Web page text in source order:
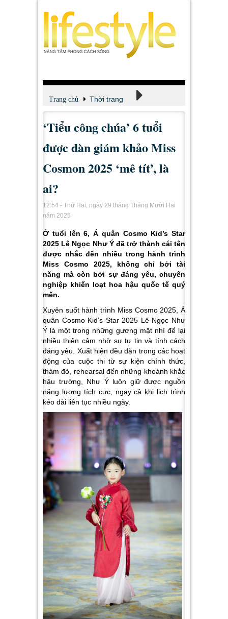
Trang chủ Thời trang
Tin tức - Tư vấn
‘Tiểu công chúa’ 6 tuổi
được dàn giám khảo Miss
Cosmon 2025 ‘mê tít’, là
ai?
12:54 - Thứ Hai, ngày 29 tháng Tháng Mười Hai
năm 2025
Ở tuổi lên 6, Á quân Cosmo Kid’s Star
2025 Lê Ngọc Như Ý đã trở thành cái tên
được nhắc đến nhiều trong hành trình
Miss Cosmo 2025, không chỉ bởi tài
năng mà còn bởi sự đáng yêu, chuyên
nghiệp khiến loạt hoa hậu quốc tế quý
mến.
Xuyên suốt hành trình Miss Cosmo 2025, Á
quân Cosmo Kid’s Star 2025 Lê Ngọc Như
Ý là một trong những gương mặt nhí để lại
nhiều thiện cảm nhờ sự tự tin và tính cách
đáng yêu. Xuất hiện đều đặn trong các hoạt
động của cuộc thi từ sự kiện chính thức,
thảm đỏ, rehearsal đến những khoảnh khắc
hậu trường, Như Ý luôn giữ được nguồn
năng lượng tích cực, ngay cả khi lịch trình
kéo dài liên tục nhiều ngày.